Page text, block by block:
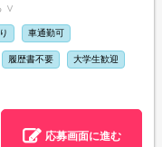
∨
車通勤可
履歴書不要 大学生歓迎
応募画面に進む